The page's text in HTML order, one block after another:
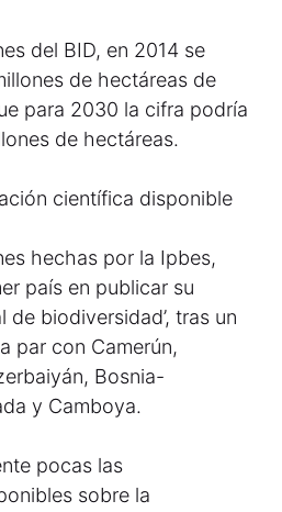
del BID, en 2014 se
de hectáreas de
para 2030 la cifra podría
de hectáreas.
científica disponible
hechas por la Ipbes,
país en publicar su
de biodiversidad’, tras un
par con Camerún,
Bosnia-
y Camboya.
pocas las
sobre la